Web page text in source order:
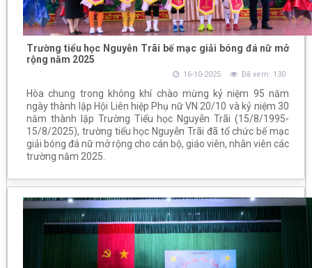
Trường tiểu học Nguyễn Trãi bế mạc giải bóng đá nữ mở
rộng năm 2025
16-10-2025 Đã xem: 130
Hòa chung trong không khí chào mừng kỷ niệm 95 năm
ngày thành lập Hội Liên hiệp Phụ nữ VN 20/10 và kỷ niệm 30
năm thành lập Trường Tiểu học Nguyễn Trãi (15/8/1995-
15/8/2025), trường tiểu học Nguyễn Trãi đã tổ chức bế mạc
giải bóng đá nữ mở rộng cho cán bộ, giáo viên, nhân viên các
trường năm 2025.